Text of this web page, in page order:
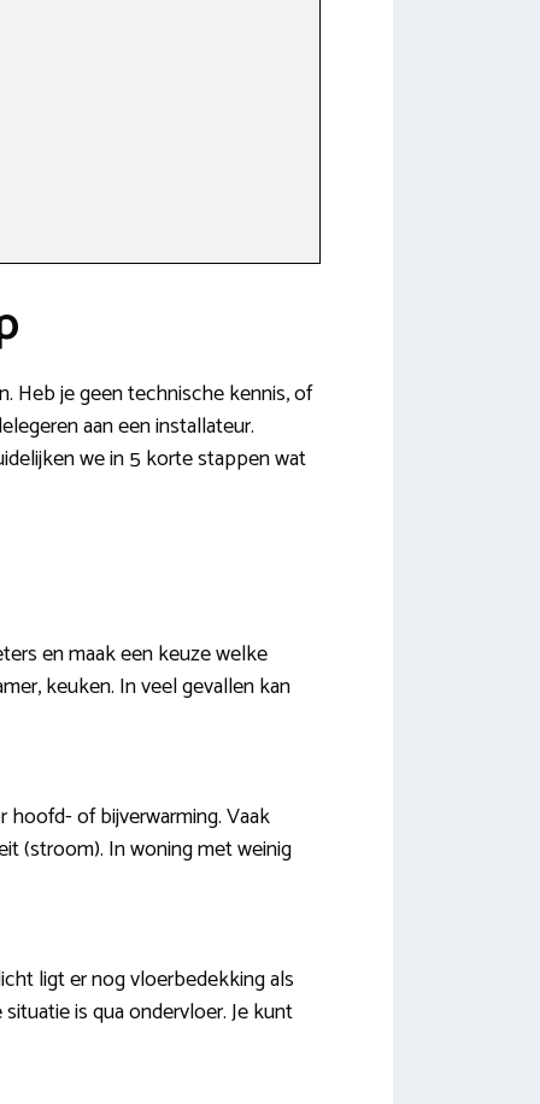
Heb je geen technische kennis, of
aan een installateur.
we in 5 korte stappen wat
en maak een keuze welke
keuken. In veel gevallen kan
of bijverwarming. Vaak
(stroom). In woning met weinig
ligt er nog vloerbedekking als
is qua ondervloer. Je kunt